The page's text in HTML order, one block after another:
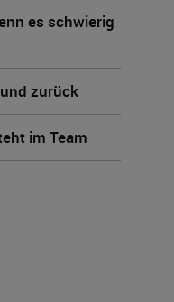
es schwierig
zurück
im Team